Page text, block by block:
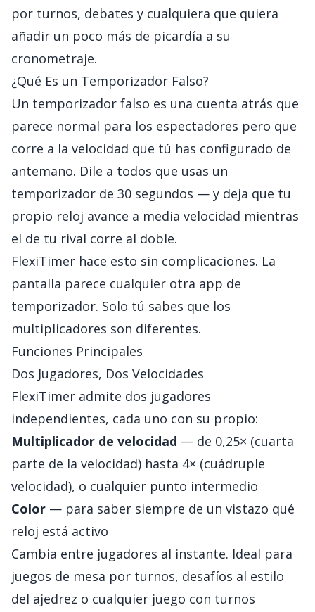
por turnos, debates y cualquiera que quiera
añadir un poco más de picardía a su
cronometraje.
¿Qué Es un Temporizador Falso?
Un temporizador falso es una cuenta atrás que
parece normal para los espectadores pero que
corre a la velocidad que tú has configurado de
antemano. Dile a todos que usas un
temporizador de 30 segundos — y deja que tu
propio reloj avance a media velocidad mientras
el de tu rival corre al doble.
FlexiTimer hace esto sin complicaciones. La
pantalla parece cualquier otra app de
temporizador. Solo tú sabes que los
multiplicadores son diferentes.
Funciones Principales
Dos Jugadores, Dos Velocidades
FlexiTimer admite dos jugadores
independientes, cada uno con su propio:
Multiplicador de velocidad — de 0,25× (cuarta
parte de la velocidad) hasta 4× (cuádruple
velocidad), o cualquier punto intermedio
Color — para saber siempre de un vistazo qué
reloj está activo
Cambia entre jugadores al instante. Ideal para
juegos de mesa por turnos, desafíos al estilo
del ajedrez o cualquier juego con turnos